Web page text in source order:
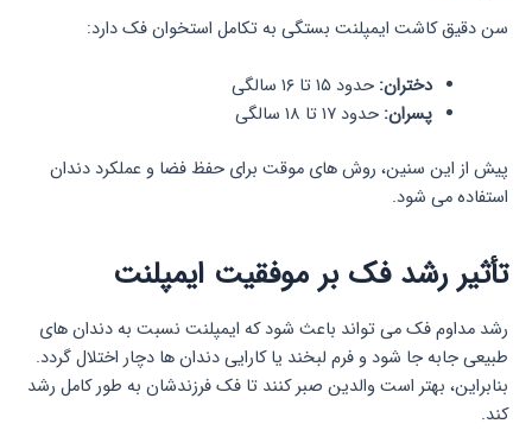
سن دقیق کاشت ایمپلنت بستگی به تکامل استخوان فک دارد:
دختران: حدود ۱۵ تا ۱۶ سالگی
پسران: حدود ۱۷ تا ۱۸ سالگی
پیش از این سنین، روش های موقت برای حفظ فضا و عملکرد دندان
استفاده می شود.
تأثیر رشد فک بر موفقیت ایمپلنت
رشد مداوم فک می تواند باعث شود که ایمپلنت نسبت به دندان های
طبیعی جابه جا شود و فرم لبخند یا کارایی دندان ها دچار اختلال گردد.
بنابراین، بهتر است والدین صبر کنند تا فک فرزندشان به طور کامل رشد
کند.